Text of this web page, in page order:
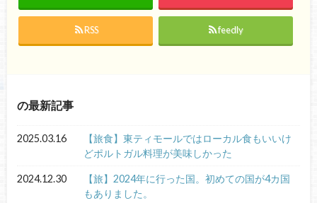
RSS feedly
の最新記事
2025.03.16
【旅食】東ティモールではローカル食もいいけ
どポルトガル料理が美味しかった
2024.12.30
【旅】2024年に行った国。初めての国が4カ国
もありました。